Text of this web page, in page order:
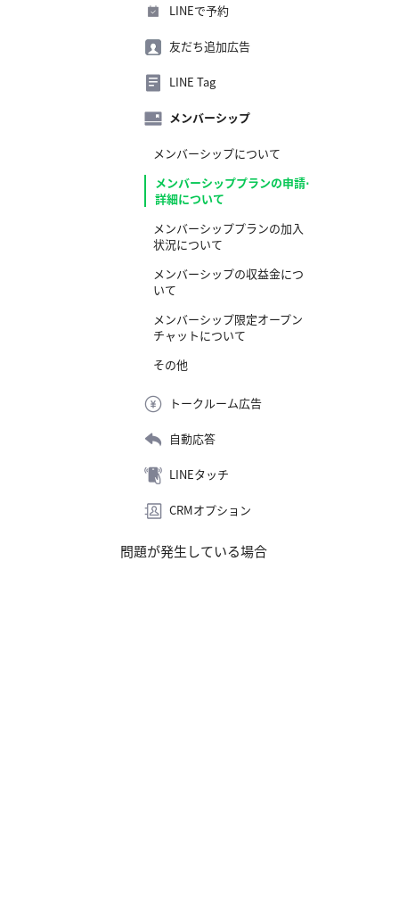
LINEで予約
友だち追加広告
LINE Tag
メンバーシップ
メンバーシップについて
メンバーシッププランの申請⋅
詳細について
メンバーシッププランの加入
状況について
メンバーシップの収益金につ
いて
メンバーシップ限定オープン
チャットについて
その他
トークルーム広告
自動応答
LINEタッチ
CRMオプション
問題が発生している場合